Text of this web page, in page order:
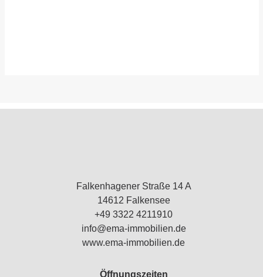
Falkenhagener Straße 14 A
14612 Falkensee
+49 3322 4211910
info@ema-immobilien.de
www.ema-immobilien.de
Öffnungszeiten